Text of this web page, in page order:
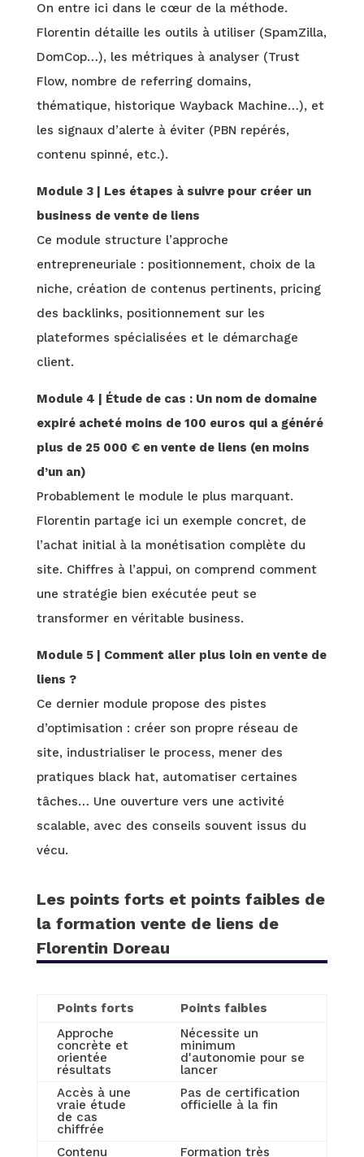
On entre ici dans le cœur de la méthode.
Florentin détaille les outils à utiliser (SpamZilla,
DomCop…), les métriques à analyser (Trust
Flow, nombre de referring domains,
thématique, historique Wayback Machine…), et
les signaux d’alerte à éviter (PBN repérés,
contenu spinné, etc.).
Module 3 | Les étapes à suivre pour créer un
business de vente de liens
Ce module structure l’approche
entrepreneuriale : positionnement, choix de la
niche, création de contenus pertinents, pricing
des backlinks, positionnement sur les
plateformes spécialisées et le démarchage
client.
Module 4 | Étude de cas : Un nom de domaine
expiré acheté moins de 100 euros qui a généré
plus de 25 000 € en vente de liens (en moins
d’un an)
Probablement le module le plus marquant.
Florentin partage ici un exemple concret, de
l’achat initial à la monétisation complète du
site. Chiffres à l’appui, on comprend comment
une stratégie bien exécutée peut se
transformer en véritable business.
Module 5 | Comment aller plus loin en vente de
liens ?
Ce dernier module propose des pistes
d’optimisation : créer son propre réseau de
site, industrialiser le process, mener des
pratiques black hat, automatiser certaines
tâches… Une ouverture vers une activité
scalable, avec des conseils souvent issus du
vécu.
Les points forts et points faibles de
la formation vente de liens de
Florentin Doreau
Points forts
Points faibles
Approche
concrète et
orientée
résultats
Nécessite un
minimum
d'autonomie pour se
lancer
Accès à une
vraie étude
de cas
chiffrée
Pas de certification
officielle à la fin
Contenu
Formation très